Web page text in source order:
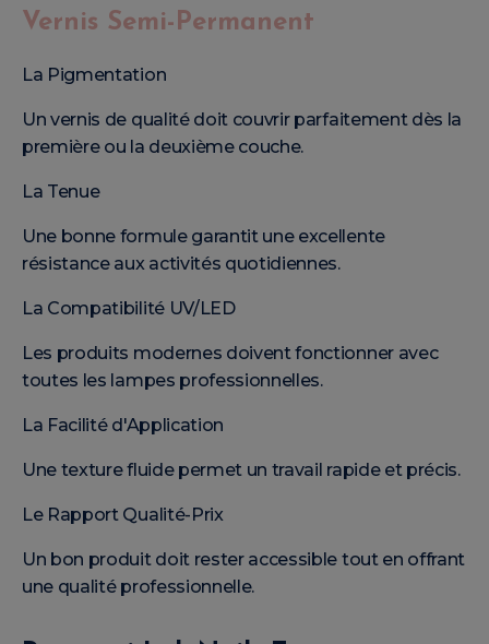
Vernis Semi-Permanent
La Pigmentation
Un vernis de qualité doit couvrir parfaitement dès la
première ou la deuxième couche.
La Tenue
Une bonne formule garantit une excellente
résistance aux activités quotidiennes.
La Compatibilité UV/LED
Les produits modernes doivent fonctionner avec
toutes les lampes professionnelles.
La Facilité d'Application
Une texture fluide permet un travail rapide et précis.
Le Rapport Qualité-Prix
Un bon produit doit rester accessible tout en offrant
une qualité professionnelle.